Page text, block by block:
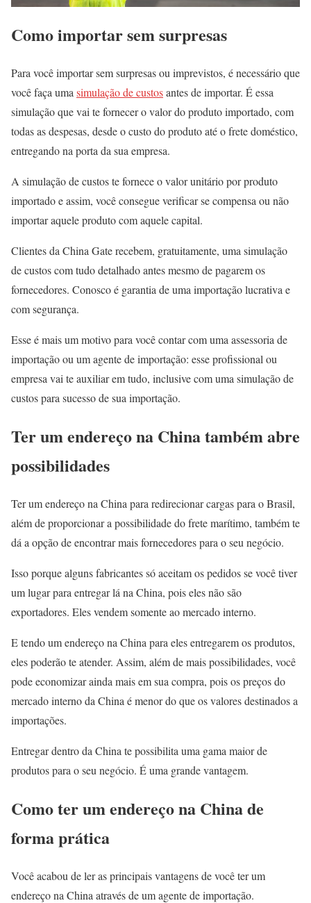
Como importar sem surpresas
Para você importar sem surpresas ou imprevistos, é necessário que
você faça uma simulação de custosantes de importar. É essa
simulação que vai te fornecer o valor do produto importado, com
todas as despesas, desde o custo do produto até o frete doméstico,
entregando na porta da sua empresa.
A simulação de custos te fornece o valor unitário por produto
importado e assim, você consegue verificar se compensa ou não
importar aquele produto com aquele capital.
Clientes da China Gate recebem, gratuitamente, uma simulação
de custos com tudo detalhado antes mesmo de pagarem os
fornecedores. Conosco é garantia de uma importação lucrativa e
com segurança.
Esse é mais um motivo para você contar com uma assessoria de
importação ou um agente de importação: esse profissional ou
empresa vai te auxiliar em tudo, inclusive com uma simulação de
custos para sucesso de sua importação.
Ter um endereço na China também abre
possibilidades
Ter um endereço na China para redirecionar cargas para o Brasil,
além de proporcionar a possibilidade do frete marítimo, também te
dá a opção de encontrar mais fornecedores para o seu negócio.
Isso porque alguns fabricantes só aceitam os pedidos se você tiver
um lugar para entregar lá na China, pois eles não são
exportadores. Eles vendem somente ao mercado interno.
E tendo um endereço na China para eles entregarem os produtos,
eles poderão te atender. Assim, além de mais possibilidades, você
pode economizar ainda mais em sua compra, pois os preços do
mercado interno da China é menor do que os valores destinados a
importações.
Entregar dentro da China te possibilita uma gama maior de
produtos para o seu negócio. É uma grande vantagem.
Como ter um endereço na China de
forma prática
Você acabou de ler as principais vantagens de você ter um
endereço na China através de um agente de importação.